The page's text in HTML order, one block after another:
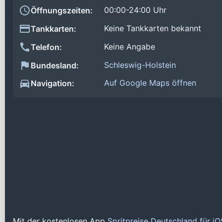
Öffnungszeiten:
00:00-24:00 Uhr
Tankkarten:
Keine Tankkarten bekannt
Telefon:
Keine Angabe
Bundesland:
Schleswig-Holstein
Navigation:
Auf Google Maps öffnen